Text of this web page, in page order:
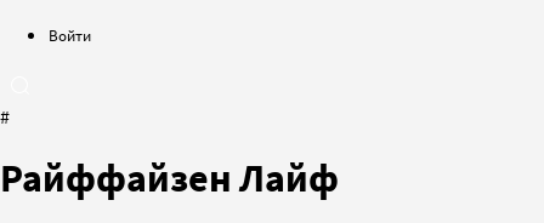
Войти
#
Райффайзен Лайф